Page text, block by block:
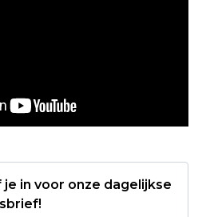
je in voor onze dagelijkse